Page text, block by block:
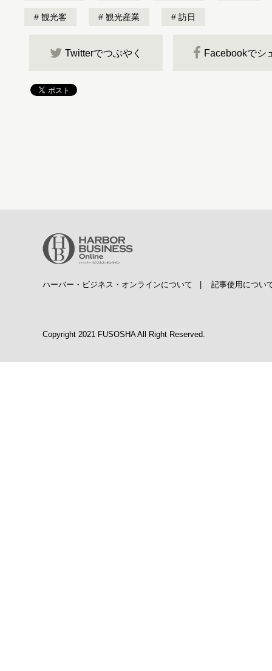
観光客 観光産業 訪日
Twitterでつぶやく Facebookでシ
ハーバー・ビジネス・オンラインについて 記事使用につい
Copyright 2021 FUSOSHA All Right Reserved.